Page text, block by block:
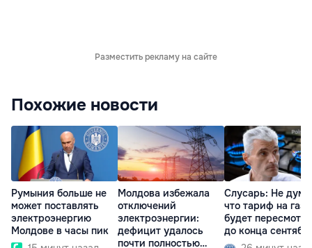
Разместить рекламу на сайте
Похожие новости
Румыния больше не
может поставлять
электроэнергию
Молдове в часы пик
Молдова избежала
отключений
электроэнергии:
дефицит удалось
почти полностью
Слусарь: Не
что тариф на газ
будет
до конца